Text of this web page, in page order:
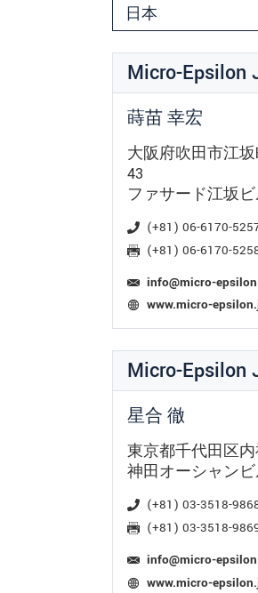
Micro-
蒔苗 幸宏
大阪府吹田市江
43
ファサード江坂ビ
(+81) 06-6170-
(+81) 06-6170-
info@micro-
www.micro-
Micro-
星合 徹
東京都千代田区内
神田オーシャンビ
(+81) 03-3518-
(+81) 03-3518-
info@micro-
www.micro-